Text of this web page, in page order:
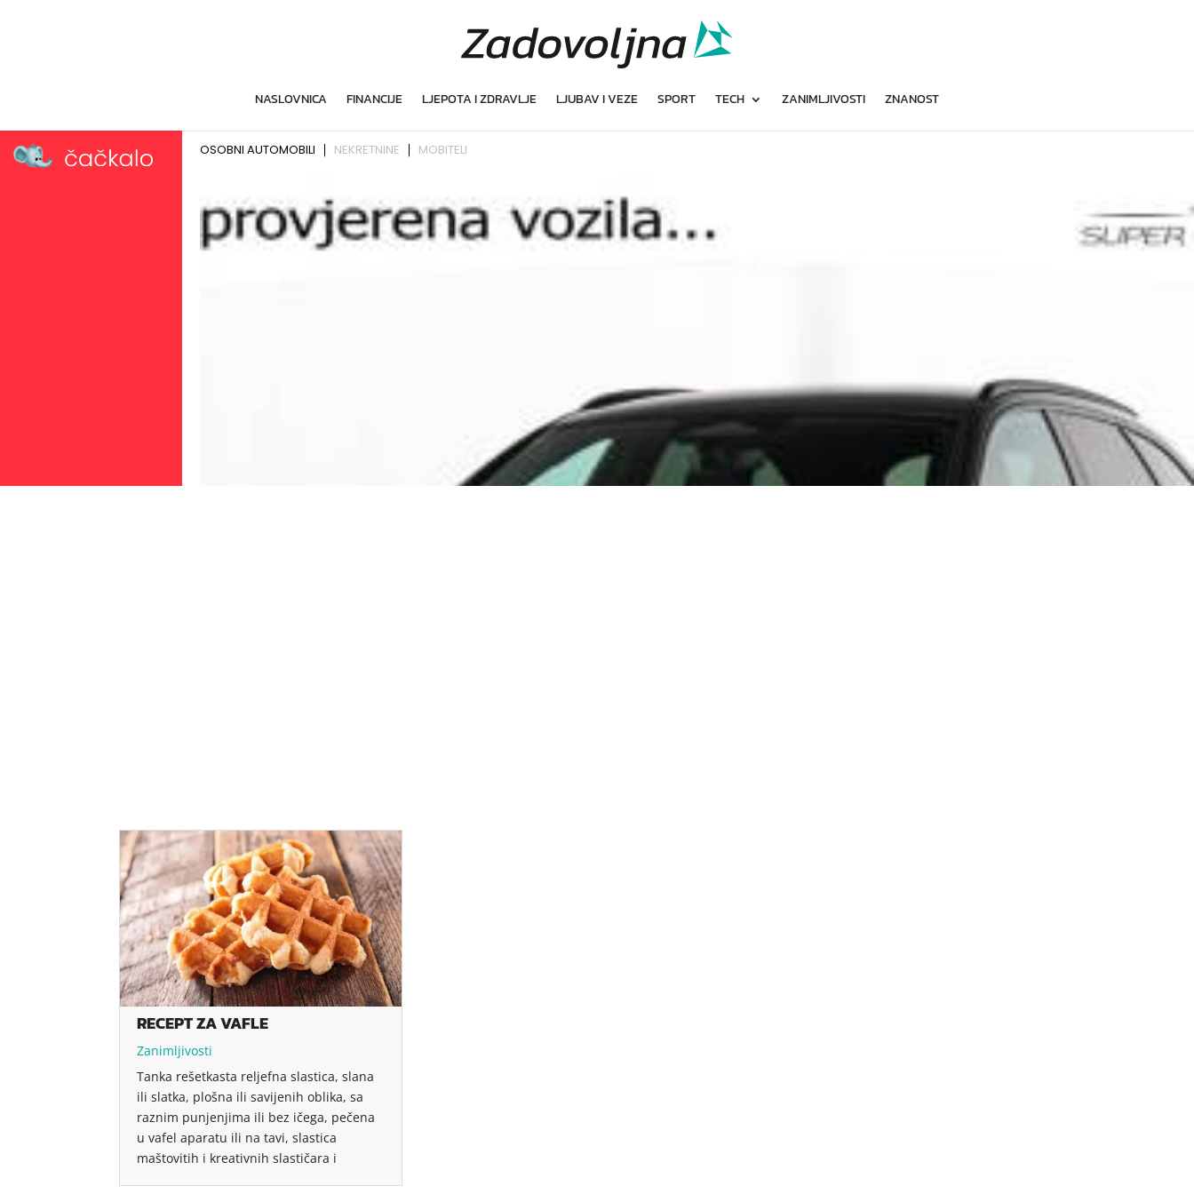
NASLOVNICA FINANCIJE LJEPOTA I ZDRAVLJE LJUBAV I VEZE SPORT TECH ZANIMLJIVOSTI ZNANOST
RECEPT ZA VAFLE
Zanimljivosti
Tanka rešetkasta reljefna slastica, slana
ili slatka, plošna ili savijenih oblika, sa
raznim punjenjima ili bez ičega, pečena
u vafel aparatu ili na tavi, slastica
maštovitih i kreativnih slastičara i